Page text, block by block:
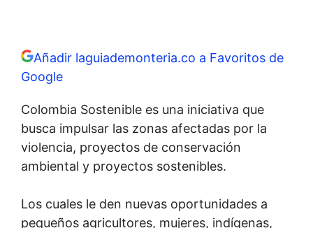
Añadir laguiademonteria.co a Favoritos de
Google
Colombia Sostenible es una iniciativa que
busca impulsar las zonas afectadas por la
violencia, proyectos de conservación
ambiental y proyectos sostenibles.
Los cuales le den nuevas oportunidades a
pequeños agricultores, mujeres, indígenas,